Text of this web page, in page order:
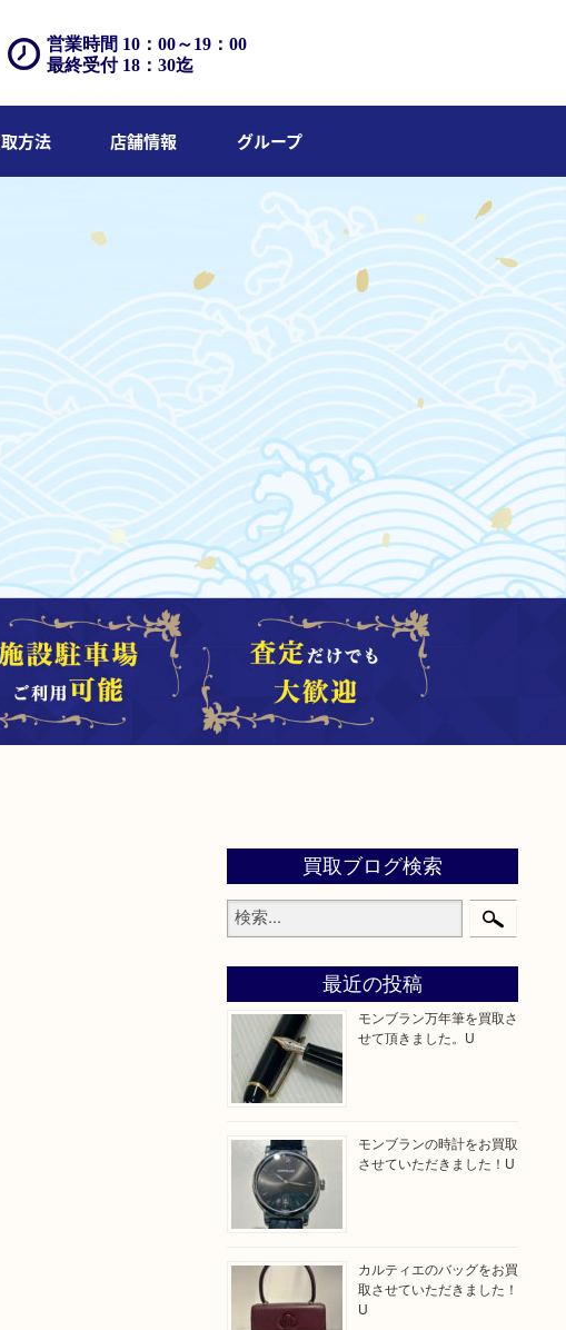
営業時間 10：00～19：00
最終受付 18：30迄
方法 店舗情報 グループ
買取ブログ検索
最近の投稿
モンブラン万年筆を買取さ
せて頂きました。U
モンブランの時計をお買取
させていただきました！U
カルティエのバッグをお買
取させていただきました！
U